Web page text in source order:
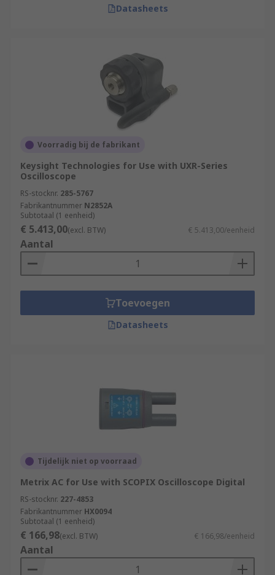
Datasheets
Voorradig bij de fabrikant
Keysight Technologies for Use with UXR-Series
Oscilloscope
RS-stocknr. 285-5767
Fabrikantnummer N2852A
Subtotaal (1 eenheid)
€ 5.413,00(excl. BTW) € 5.413,00/eenheid
Aantal
Toevoegen
Datasheets
Tijdelijk niet op voorraad
Metrix AC for Use with SCOPIX Oscilloscope Digital
RS-stocknr. 227-4853
Fabrikantnummer HX0094
Subtotaal (1 eenheid)
€ 166,98(excl. BTW) € 166,98/eenheid
Aantal